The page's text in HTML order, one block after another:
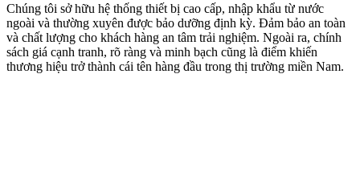
Chúng tôi sở hữu hệ thống thiết bị cao cấp, nhập khẩu từ nước
ngoài và thường xuyên được bảo dưỡng định kỳ. Đảm bảo an toàn
và chất lượng cho khách hàng an tâm trải nghiệm. Ngoài ra, chính
sách giá cạnh tranh, rõ ràng và minh bạch cũng là điểm khiến
thương hiệu trở thành cái tên hàng đầu trong thị trường miền Nam.